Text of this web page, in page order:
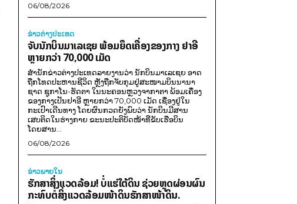
06/08/2026
ຂ່າວຕ່າງປະເທດ
ຈັບນັກບິນມາເລເຊຍ ພ້ອມຍຶດເຄື່ອງຂອງກາງ ຢາອີ
ຫຼາຍກວ່າ 70,000 ເມັດ
ສຳນັກຂ່າວຕ່າງປະເທດລາຍງານວ່າ ນັກບິນມາເລເຊຍ ອາດ
ຖືກໂທດປະຫານຊີວິດ ຫຼັງຖືກຈັບກຸມຢູ່ສະໜາມບິນນານາ
ຊາດ ຊູກາໂນ-ຮັດຕາ ໃນນະຄອນຫຼວງຈາກາຕາ ພ້ອມເຄື່ອງ
ຂອງກາງເປັນຢາອີ ຫຼາຍກວ່າ 70,000 ເມັດ ເຊື່ອງຢູ່ໃນ
ກະເປົາເດີນທາງ ໂດຍຜົນກວດຍັງພົບວ່າ ນັກບິນມີສານ
ເສບຕິດໃນຮ່າງກາຍ ຂະນະປະຕິບັດໜ້າທີ່ຂັບເຮືອບິນ
ໂດຍສານ...
06/08/2026
ຂ່າວພາຍ​ໃນ
ຮັກສາສິ່ງແວດລ້ອມ! ບໍ່ແຮ່ໃຕ້ດິນ ຊ່ວຍຫຼຸດຜ່ອນຜົນ
ກະທົບຕໍ່ສິ່ງແວດລ້ອມໜ້າດິນຮັກສາໜ້າດິນ.